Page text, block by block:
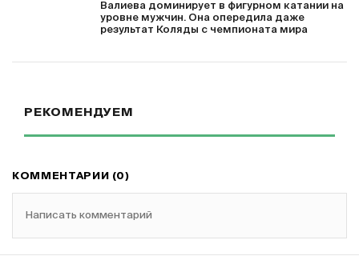
Валиева доминирует в фигурном катании на
уровне мужчин. Она опередила даже
результат Коляды с чемпионата мира
РЕКОМЕНДУЕМ
КОММЕНТАРИИ (0)
Написать комментарий